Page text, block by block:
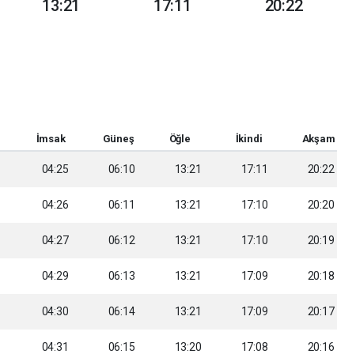
13:21 17:11 20:22
İmsak Güneş Öğle İkindi Akşam
04:25 06:10 13:21 17:11 20:22
04:26 06:11 13:21 17:10 20:20
04:27 06:12 13:21 17:10 20:19
04:29 06:13 13:21 17:09 20:18
04:30 06:14 13:21 17:09 20:17
04:31 06:15 13:20 17:08 20:16